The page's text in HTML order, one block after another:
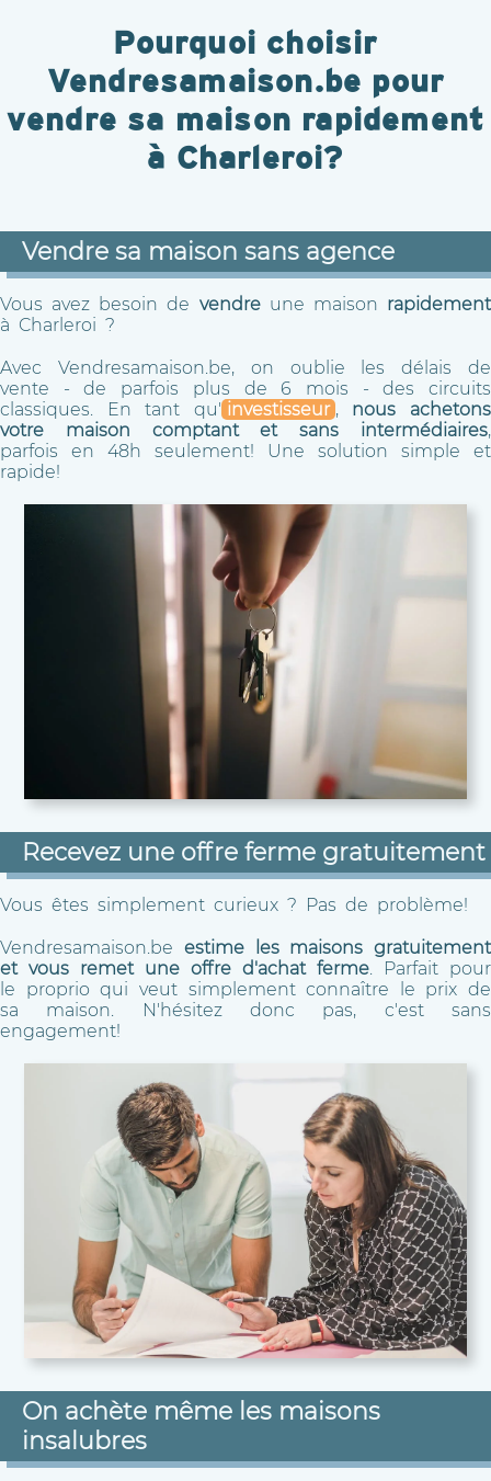
Pourquoi choisir
Vendresamaison.be pour
vendre sa maison rapidement
à Charleroi?
Vendre sa maison sans agence
Vous avez besoin de vendreune maison rapidement
à Charleroi ?
Avec Vendresamaison.be, on oublie les délais de
vente - de parfois plus de 6 mois - des circuits
classiques. En tant qu' investisseur , nous achetons
votre maison comptant et sans intermédiaires,
parfois en 48h seulement! Une solution simple et
rapide!
Recevez une offre ferme gratuitement
Vous êtes simplement curieux ? Pas de problème!
Vendresamaison.be estime les maisons gratuitement
et vous remet une offre d'achat ferme. Parfait pour
le proprio qui veut simplement connaître le prix de
sa maison. N'hésitez donc pas, c'est sans
engagement!
On achète même les maisons
insalubres